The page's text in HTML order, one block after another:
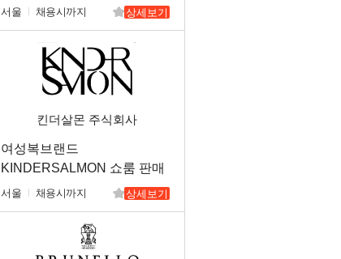
함) 및 직원 모집합니다.
서울 채용시까지 상세보기
킨더살몬 주식회사
여성복브랜드
KINDERSALMON 쇼룸 판매
직원 채용
서울 채용시까지 상세보기